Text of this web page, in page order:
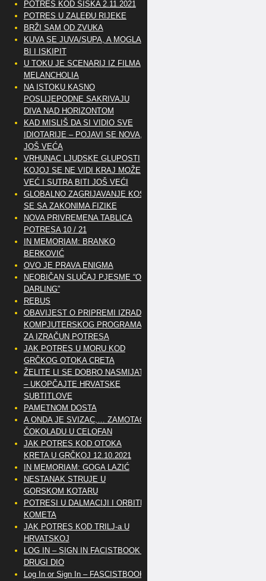
POTRES KOD SISKA 2.11.2021
POTRES U ZALEĐU RIJEKE
BRŽI SAM OD ZVUKA
KUVA SE JUVA/SUPA, A MOGLA
BI I ISKIPIT
U TOKU JE SCENARIJ IZ FILMA
MELANCHOLIA
NA ISTOKU KASNO
POSLIJEPODNE SAKRIVAJU
DIVA NAD HORIZONTOM
KAD MISLIŠ DA SI VIDIO SVE
IDIOTARIJE – POJAVI SE NOVA,..
JOŠ VEĆA
VRHUNAC LJUDSKE GLUPOSTI
KOJOJ SE NE VIDI KRAJ MOŽE
VEĆ I SUTRA BITI JOŠ VEĆI
GLOBALNO ZAGRIJAVANJE KOSI
SE SA ZAKONIMA FIZIKE
NOVA PRIVREMENA TABLICA
POTRESA 10 / 21
IN MEMORIAM: BRANKO
BERKOVIĆ
OVO JE PRAVA ENIGMA
NEOBIČAN SLUČAJ PJESME “OH
DARLING”
REBUS
OBAVIJEST O PRIPREMI IZRADE
KOMPJUTERSKOG PROGRAMA
ZA IZRAČUN POTRESA
JAK POTRES U MORU KOD
GRČKOG OTOKA CRETA
ŽELITE LI SE DOBRO NASMIJATI
– UKOPČAJTE HRVATSKE
SUBTITLOVE
PAMETNOM DOSTA
A ONDA JE SVIZAC,… ZAMOTAO
ČOKOLADU U CELOFAN
JAK POTRES KOD OTOKA
KRETA U GRČKOJ 12.10.2021
IN MEMORIAM: GOGA LAZIĆ
NESTANAK STRUJE U
GORSKOM KOTARU
POTRESI U DALMACIJI I ORBITE
KOMETA
JAK POTRES KOD TRILJ-a U
HRVATSKOJ
LOG IN – SIGN IN FACISTBOOK –
DRUGI DIO
Log In or Sign In – FASCISTBOOK